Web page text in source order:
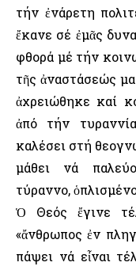
τήν ἐνάρετη
ἔκανε σέ ἐμᾶς
φθορά μέ τήν
τῆς ἀναστάσεώς
ἀχρειώθηκε καί
ἀπό τήν
καλέσει στή
μάθει νά
τύραννο,
Ὁ Θεός ἔγινε
«ἄνθρωπος ἐν
πάψει νά εἶναι